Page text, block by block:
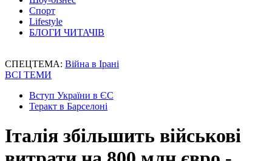
Спорт
Lifestyle
БЛОГИ ЧИТАЧІВ
СПЕЦТЕМА: Війна в Ірані
ВСІ ТЕМИ
Вступ України в ЄС
Теракт в Барселоні
Італія збільшить військові